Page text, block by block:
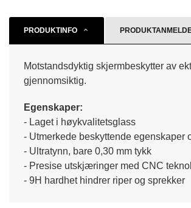
PRODUKTINFO
Motstandsdyktig skjermbeskytter av
gjennomsiktig.
Egenskaper:
- Laget i høykvalitetsglass
- Utmerkede beskyttende egenskaper
- Ultratynn, bare 0,30 mm tykk
- Presise utskjæringer med CNC
- 9H hardhet hindrer riper og sprekker